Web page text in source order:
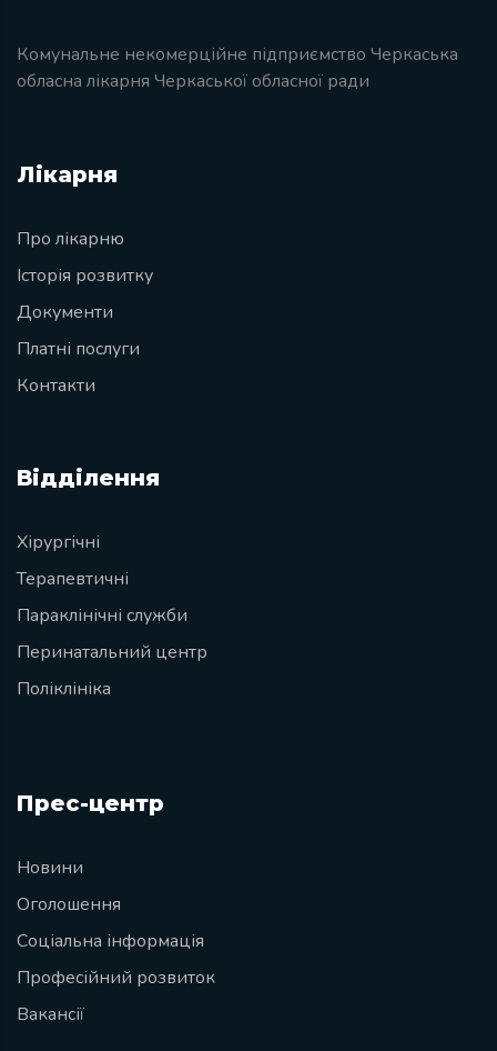
Комунальне некомерційне підприємство Черкаська
обласна лікарня Черкаської обласної ради
Лікарня
Про лікарню
Історія розвитку
Документи
Платні послуги
Контакти
Відділення
Хірургічні
Терапевтичні
Параклінічні служби
Перинатальний центр
Поліклініка
Прес-центр
Новини
Оголошення
Соціальна інформація
Професійний розвиток
Вакансії